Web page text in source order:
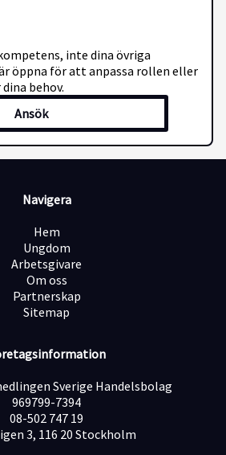
inte dina övriga
öppna för att anpassa rollen eller
behov.
Ansök
Navigera
Hem
Ungdom
Arbetsgivare
Om oss
Partnerskap
Sitemap
Sverige Handelsbolag
969799-7394
08-502 747 19
3, 116 20 Stockholm